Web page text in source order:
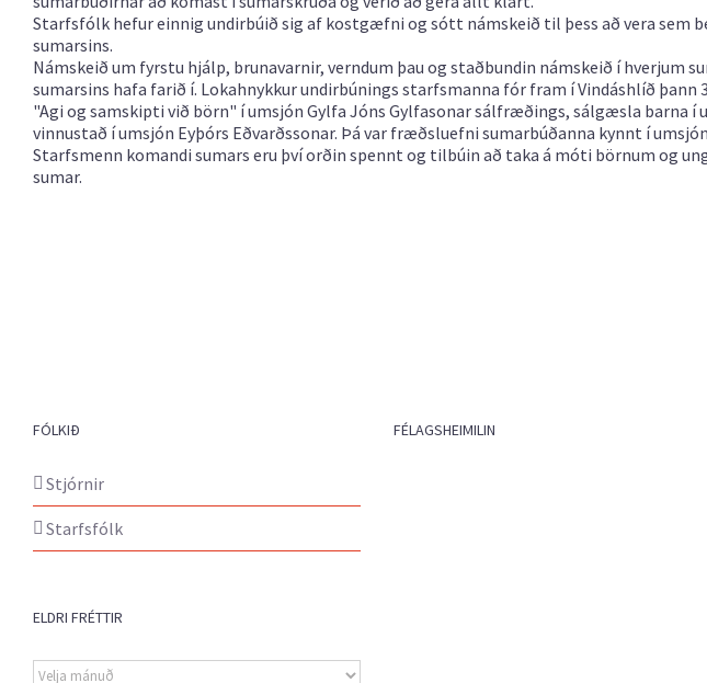
Starfsfólk hefur einnig undirbúið sig af kostgæfni og sótt námskeið til þess að vera sem
sumarsins.
Námskeið um fyrstu hjálp, brunavarnir, verndum þau og staðbundin námskeið í hverjum
sumarsins hafa farið í. Lokahnykkur undirbúnings starfsmanna fór fram í Vindáshlíð þann
"Agi og samskipti við börn" í umsjón Gylfa Jóns Gylfasonar sálfræðings, sálgæsla barna í
vinnustað í umsjón Eyþórs Eðvarðssonar. Þá var fræðsluefni sumarbúðanna kynnt í
Starfsmenn komandi sumars eru því orðin spennt og tilbúin að taka á móti börnum og
sumar.
FÓLKIÐ
Stjórnir
Starfsfólk
ELDRI FRÉTTIR
Eldri
FÉLAGSHEIMILIN